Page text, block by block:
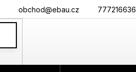
777216636
obchod@ebau.cz